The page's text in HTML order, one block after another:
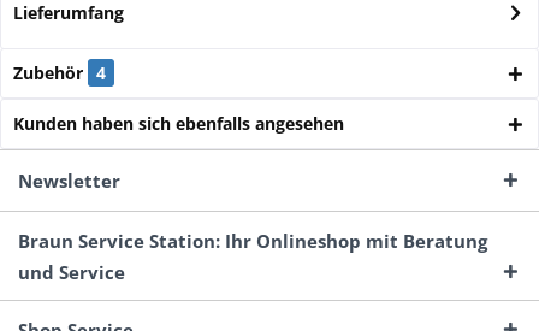
Lieferumfang
Zubehör 4
Kunden haben sich ebenfalls angesehen
Newsletter
Braun Service Station: Ihr Onlineshop mit Beratung
und Service